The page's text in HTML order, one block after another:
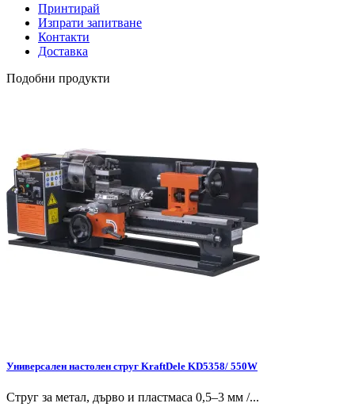
Принтирай
Изпрати запитване
Контакти
Доставка
Подобни продукти
Универсален настолен струг KraftDele KD5358/ 550W
Струг за метал, дърво и пластмаса 0,5–3 мм /...